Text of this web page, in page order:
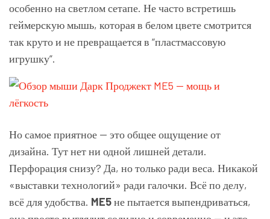
особенно на светлом сетапе. Не часто встретишь
геймерскую мышь, которая в белом цвете смотрится
так круто и не превращается в “пластмассовую
игрушку”.
Но самое приятное — это общее ощущение от
дизайна. Тут нет ни одной лишней детали.
Перфорация снизу? Да, но только ради веса. Никакой
«выставки технологий» ради галочки. Всё по делу,
всё для удобства. ME5не пытается выпендриваться,